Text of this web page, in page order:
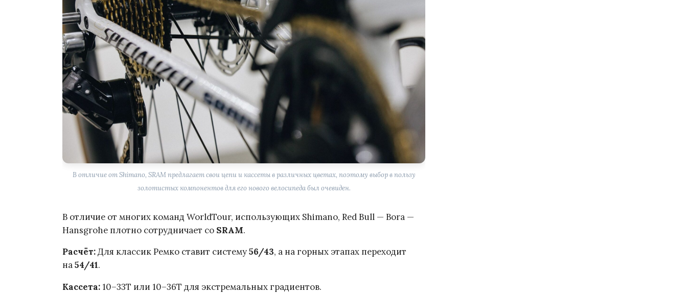
В отличие от Shimano, SRAM предлагает свои цепи и кассеты в различных цветах, поэтому выбор в пользу
золотистых компонентов для его нового велосипеда был очевиден.
В отличие от многих команд WorldTour, использующих Shimano, Red Bull — Bora —
Hansgrohe плотно сотрудничает со SRAM.
Расчёт:Для классик Ремко ставит систему56/43, а на горных этапах переходит
на54/41.
Кассета:10–33Т или 10–36Т для экстремальных градиентов.